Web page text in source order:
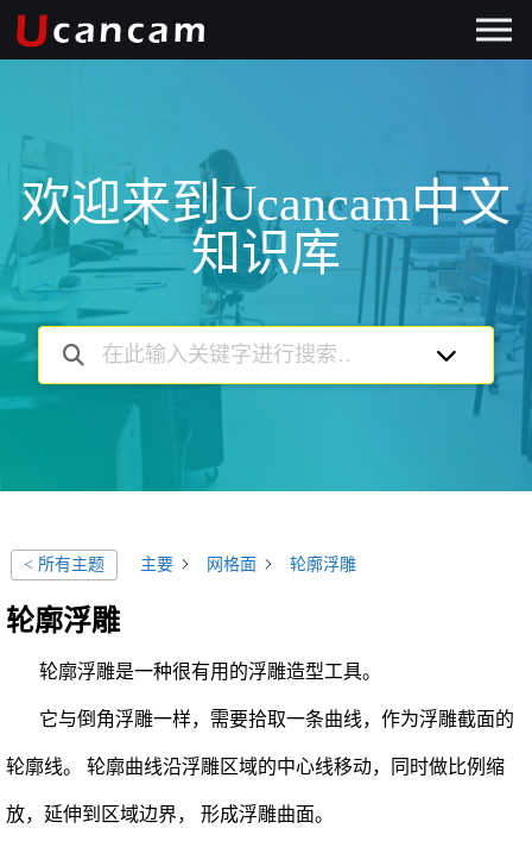
欢迎来到Ucancam中文
知识库
< 所有主题 主要 网格面 轮廓浮雕
轮廓浮雕
轮廓浮雕是一种很有用的浮雕造型工具。
它与倒角浮雕一样，需要拾取一条曲线，作为浮雕截面的
轮廓线。 轮廓曲线沿浮雕区域的中心线移动，同时做比例缩
放，延伸到区域边界， 形成浮雕曲面。